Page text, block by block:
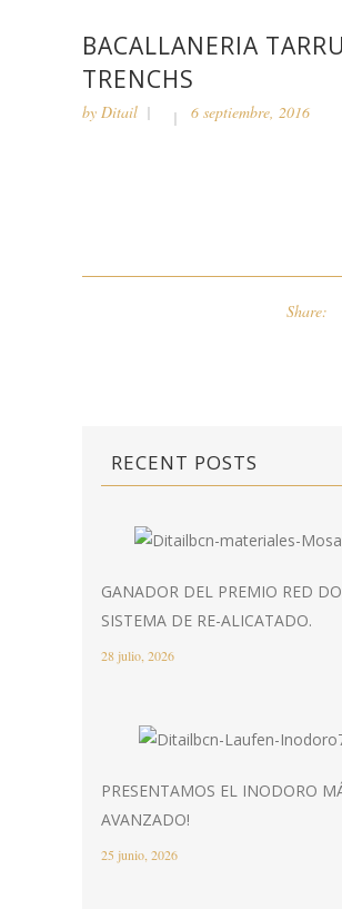
BACALLANERIA
TRENCHS
by Ditail 6 septiembre, 2016
Share:
RECENT POSTS
GANADOR DEL PREMIO RED
SISTEMA DE RE-ALICATADO.
28 julio, 2026
PRESENTAMOS EL INODORO
AVANZADO!
25 junio, 2026